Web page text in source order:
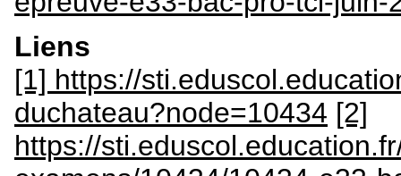
Liens
[1] https://
duchateau?node=10434 [2]
https://